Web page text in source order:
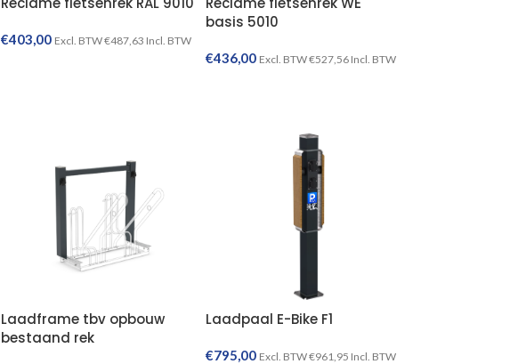
€403,00 Excl. BTW€487,63 Incl. BTW
basis 5010
€436,00 Excl. BTW€527,56 Incl. BTW
Laadframe tbv opbouw
bestaand rek
Laadpaal E-Bike F1
€795,00 Excl. BTW€961,95 Incl. BTW